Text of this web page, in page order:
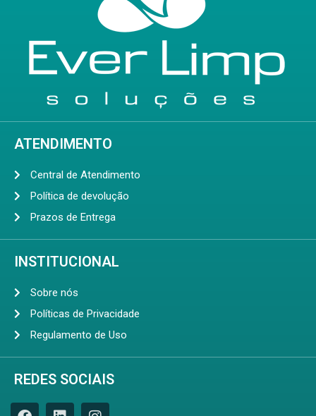
ATENDIMENTO
Central de Atendimento
Política de devolução
Prazos de Entrega
INSTITUCIONAL
Sobre nós
Políticas de Privacidade
Regulamento de Uso
REDES SOCIAIS